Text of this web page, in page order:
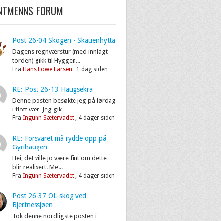
FORUM
Post 26-04 Skogen - Skauenhytta
Dagens regnværstur (med innlagt
torden) gikk til Hyggen...
Fra Hans Löwe Larsen , 1 dag siden
RE: Post 26-13 Haugsekra
Denne posten besøkte jeg på lørdag
i flott vær. Jeg gik...
Fra Ingunn Sætervadet, 4 dager siden
RE: Forsvaret må rydde opp på
Gyrihaugen
Hei, det ville jo være fint om dette
blir realisert. Me...
Fra Ingunn Sætervadet, 4 dager siden
Post 26-37 OL-skog ved
Bjertnessjøen
Tok denne nordligste posten i